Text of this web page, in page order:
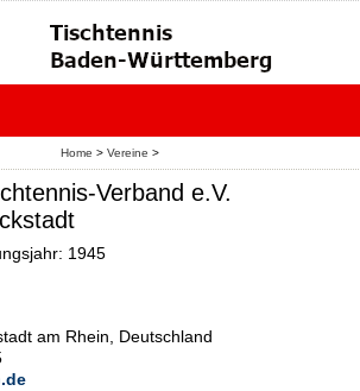
Home > Vereine >
Verband e.V.
1945
am Rhein, Deutschland